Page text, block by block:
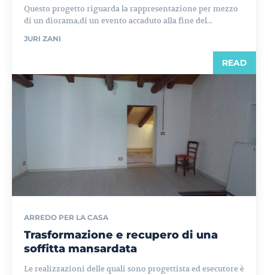
Questo progetto riguarda la rappresentazione per mezzo
di un diorama,di un evento accaduto alla fine del...
JURI ZANI
READ
ARREDO PER LA CASA
Trasformazione e recupero di una
soffitta mansardata
Le realizzazioni delle quali sono progettista ed esecutore è